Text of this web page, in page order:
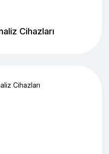
Cihazları